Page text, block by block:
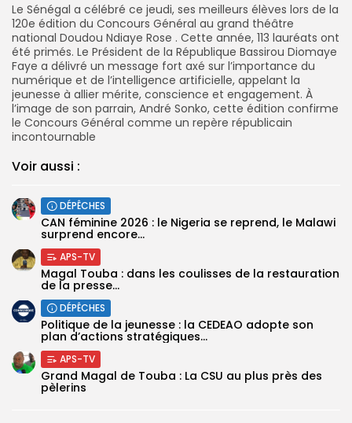
Le Sénégal a célébré ce jeudi, ses meilleurs élèves lors de la
120e édition du Concours Général au grand théâtre
national Doudou Ndiaye Rose . Cette année, 113 lauréats ont
été primés. Le Président de la République Bassirou Diomaye
Faye a délivré un message fort axé sur l’importance du
numérique et de l’intelligence artificielle, appelant la
jeunesse à allier mérite, conscience et engagement. À
l’image de son parrain, André Sonko, cette édition confirme
le Concours Général comme un repère républicain
incontournable
Voir aussi :
DÉPÊCHES
‎CAN féminine 2026 : le Nigeria se reprend, le Malawi
surprend encore...
APS-TV
Magal Touba : dans les coulisses de la restauration
de la presse...
DÉPÊCHES
Politique de la jeunesse : la CEDEAO adopte son
plan d’actions stratégiques...
APS-TV
Grand Magal de Touba : La CSU au plus près des
pèlerins